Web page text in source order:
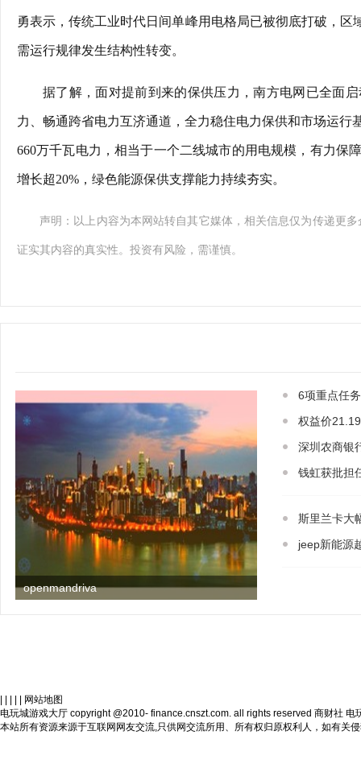
勇表示，传统工业时代日间单峰用电格局已被彻底打破，
需运行规律发生结构性转变。
据了解，面对提前到来的保供压力，南方电网已全面
力、畅通跨省电力互济通道，全力稳住电力保供和市场运
660万千瓦电力，相当于一个二线城市的用电规模，有力保
增长超20%，绿色能源保供支撑能力持续夯实。
声明：以上内容为本网站转自其它媒体，相关信息仅为传递更
证实其内容的真实性。投资有风险，需谨慎。
openmandriva
6项重点任
权益价
深圳农商银
钱虹获批担
斯里兰卡大
jeep新能源
网站地图
电玩城游戏大厅 copyright @2010- finance.cnszt.com. all rights reserved 商财社
本站所有资源来源于互联网网友交流,只供网交流所用、所有权归原权利人，如有关